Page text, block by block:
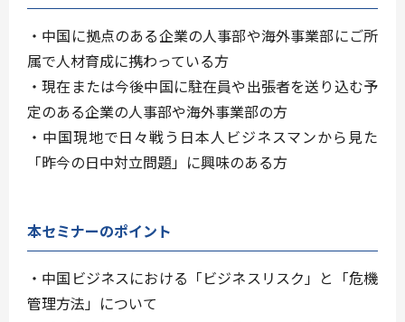
・中国に拠点のある企業の人事部や海外事業部にご所
属で人材育成に携わっている方
・現在または今後中国に駐在員や出張者を送り込む予
定のある企業の人事部や海外事業部の方
・中国現地で日々戦う日本人ビジネスマンから見た
「昨今の日中対立問題」に興味のある方
本セミナーのポイント
・中国ビジネスにおける「ビジネスリスク」と「危機
管理方法」について